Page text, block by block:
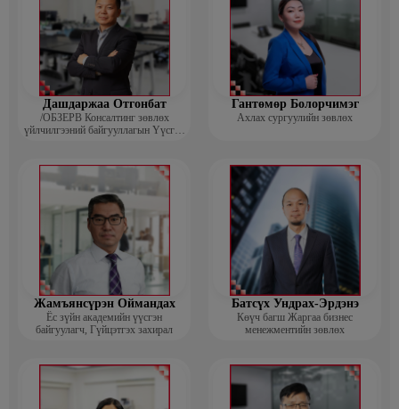
Дашдаржаа Отгонбат
/ОБЗЕРВ Консалтинг зөвлөх
үйлчилгээний байгууллагын Үүсгэн
Гантөмөр Болорчимэг
Ахлах сургуулийн зөвлөх
Жамъянсүрэн Оймандах
Ёс зүйн академийн үүсгэн
байгуулагч, Гүйцэтгэх захирал
Батсүх Ундрах-Эрдэнэ
Көүч багш Жаргаа бизнес
менежментийн зөвлөх